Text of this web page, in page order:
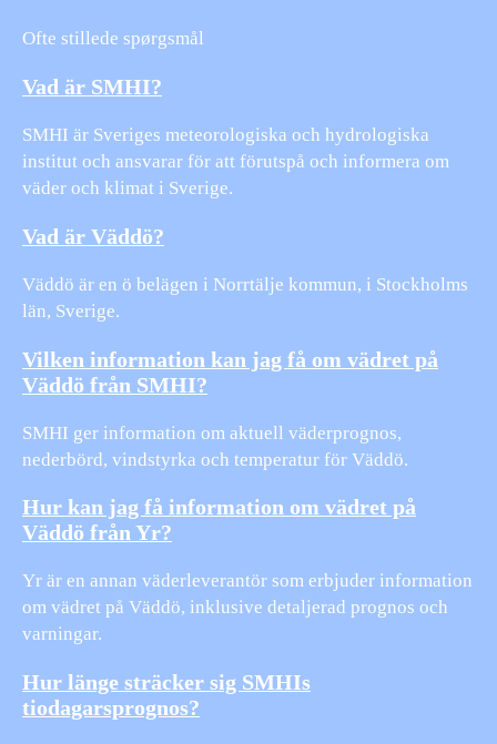
Ofte stillede spørgsmål
Vad är SMHI?
SMHI är Sveriges meteorologiska och hydrologiska
institut och ansvarar för att förutspå och informera om
väder och klimat i Sverige.
Vad är Väddö?
Väddö är en ö belägen i Norrtälje kommun, i Stockholms
län, Sverige.
Vilken information kan jag få om vädret på
Väddö från SMHI?
SMHI ger information om aktuell väderprognos,
nederbörd, vindstyrka och temperatur för Väddö.
Hur kan jag få information om vädret på
Väddö från Yr?
Yr är en annan väderleverantör som erbjuder information
om vädret på Väddö, inklusive detaljerad prognos och
varningar.
Hur länge sträcker sig SMHIs
tiodagarsprognos?